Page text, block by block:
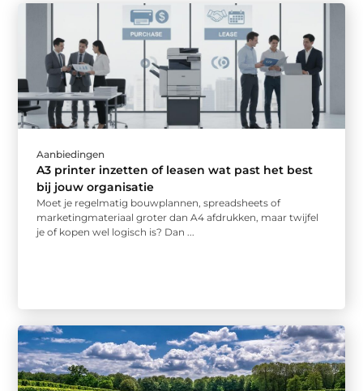
Aanbiedingen
A3 printer inzetten of leasen wat past het best
bij jouw organisatie
Moet je regelmatig bouwplannen, spreadsheets of
marketingmateriaal groter dan A4 afdrukken, maar twijfel
je of kopen wel logisch is? Dan ...